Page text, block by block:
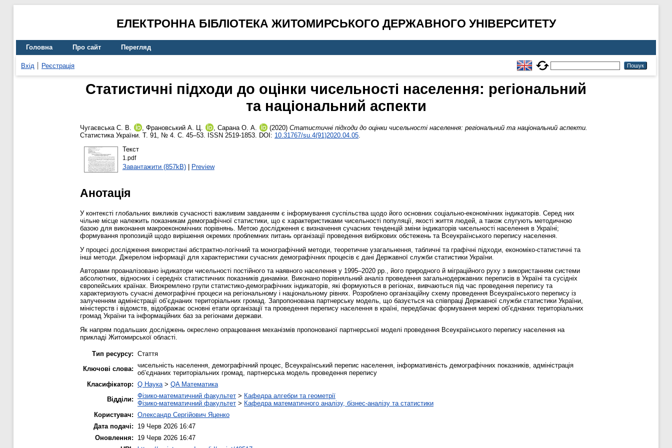
ЕЛЕКТРОННА БІБЛІОТЕКА ЖИТОМИРСЬКОГО ДЕРЖАВНОГО УНІВЕРСИТЕТУ
Головна Про сайт Перегляд
Вхід Реєстрація
Статистичні підходи до оцінки чисельності населення: регіональний
та національний аспекти
Чугаєвська С. В. , Франовський А. Ц. , Сарана О. А. (2020) Статистичні підходи до оцінки чисельності населення: регіональний та національний аспекти.
Статистика України. Т. 91, № 4. С. 45–53. ISSN 2519-1853. DOI: 10.31767/su.4(91)2020.04.05.
Текст
1.pdf
Завантажити (857kB)| Preview
Анотація
У контексті глобальних викликів сучасності важливим завданням є інформування суспільства щодо його основних соціально-економічних індикаторів. Серед них
чільне місце належить показникам демографічної статистики, що є характеристиками чисельності популяції, якості життя людей, а також слугують методичною
базою для виконання макроекономічних порівнянь. Метою дослідження є визначення сучасних тенденцій зміни індикаторів чисельності населення в Україні;
формування пропозицій щодо вирішення окремих проблемних питань організації проведення вибіркових обстежень та Всеукраїнського перепису населення.
У процесі дослідження використані абстрактно-логічний та монографічний методи, теоретичне узагальнення, табличні та графічні підходи, економіко-статистичні та
інші методи. Джерелом інформації для характеристики сучасних демографічних процесів є дані Державної служби статистики України.
Авторами проаналізовано індикатори чисельності постійного та наявного населення у 1995–2020 рр., його природного й міграційного руху з використанням системи
абсолютних, відносних і середніх статистичних показників динаміки. Виконано порівняльний аналіз проведення загальнодержавних переписів в Україні та сусідніх
європейських країнах. Виокремлено групи статистико-демографічних індикаторів, які формуються в регіонах, вивчаються під час проведення перепису та
характеризують сучасні демографічні процеси на регіональному і національному рівнях. Розроблено організаційну схему проведення Всеукраїнського перепису із
залученням адміністрації об’єднаних територіальних громад. Запропонована партнерську модель, що базується на співпраці Державної служби статистики України,
міністерств і відомств, відображає основні етапи організації та проведення перепису населення в країні, передбачає формування мережі об’єднаних територіальних
громад України та інформаційних баз за регіонами держави.
Як напрям подальших досліджень окреслено опрацювання механізмів пропонованої партнерської моделі проведення Всеукраїнського перепису населення на
прикладі Житомирської області.
Тип ресурсу: Стаття
Ключові слова: чисельність населення, демографічний процес, Всеукраїнський перепис населення, інформативність демографічних показників, адміністрація
об’єднаних територіальних громад, партнерська модель проведення перепису
Класифікатор: Q Наука> QA Математика
Відділи: Фізико-математичний факультет > Кафедра алгебри та геометрії
Фізико-математичний факультет > Кафедра математичного аналізу, бізнес-аналізу та статистики
Користувач: Олександр Сергійович Яценко
Дата подачі:
19 Черв 2026 16:47
Оновлення:
19 Черв 2026 16:47